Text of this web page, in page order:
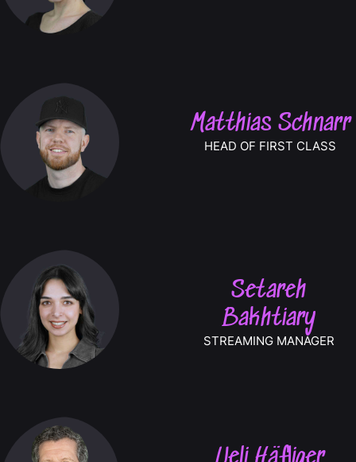
Matthias Schnarr
HEAD OF FIRST CLASS
Setareh
Bakhtiary
STREAMING MANAGER